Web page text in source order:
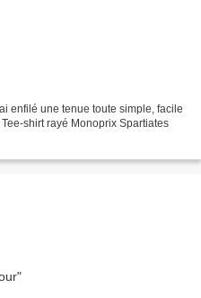
enfilé une tenue toute simple, facile
shirt rayé Monoprix Spartiates